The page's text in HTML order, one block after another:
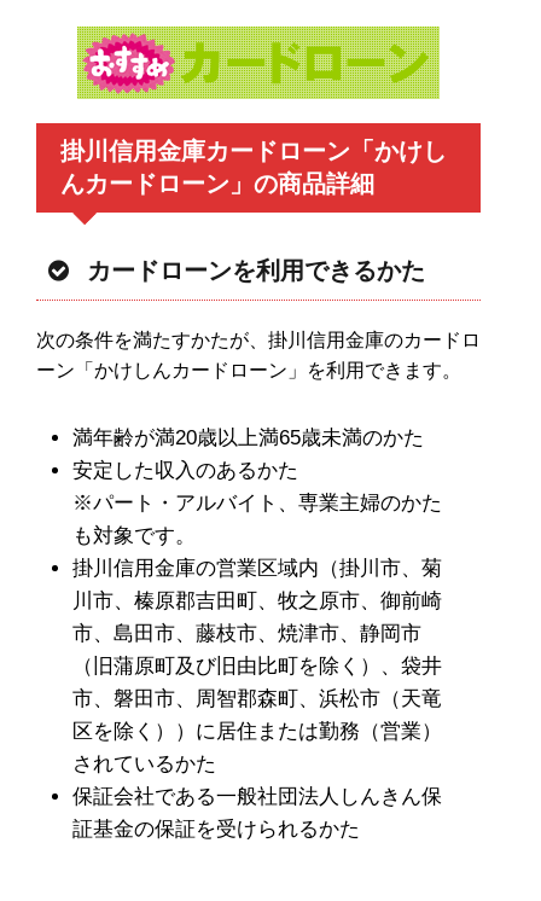
掛川信用金庫カードローン「かけし
んカードローン」の商品詳細
カードローンを利用できるかた
次の条件を満たすかたが、掛川信用金庫のカードロ
ーン「かけしんカードローン」を利用できます。
満年齢が満20歳以上満65歳未満のかた
安定した収入のあるかた
※パート・アルバイト、専業主婦のかた
も対象です。
掛川信用金庫の営業区域内（掛川市、菊
川市、榛原郡吉田町、牧之原市、御前崎
市、島田市、藤枝市、焼津市、静岡市
（旧蒲原町及び旧由比町を除く）、袋井
市、磐田市、周智郡森町、浜松市（天竜
区を除く））に居住または勤務（営業）
されているかた
保証会社である一般社団法人しんきん保
証基金の保証を受けられるかた